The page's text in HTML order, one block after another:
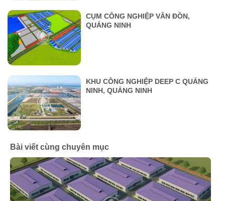
CỤM CÔNG NGHIỆP VÂN ĐỒN,
QUẢNG NINH
KHU CÔNG NGHIỆP DEEP C QUẢNG
NINH, QUẢNG NINH
Bài viết cùng chuyên mục